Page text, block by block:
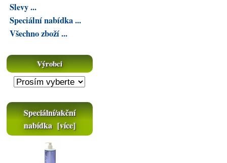
Slevy ...
Speciální nabídka ...
Všechno zboží ...
Výrobci
Speciální/akční
nabídka [více]